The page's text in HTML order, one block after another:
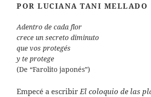
POR LUCIANA TANI MELLADO
Adentro de cada flor
crece un secreto diminuto
que vos protegés
y te protege
(De “Farolito japonés”)
Empecé a escribirEl coloquio de las